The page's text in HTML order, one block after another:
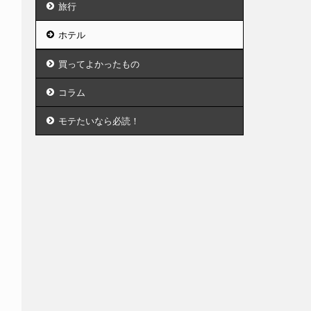
旅行
ホテル
買ってよかったもの
コラム
モテたいなら必読！